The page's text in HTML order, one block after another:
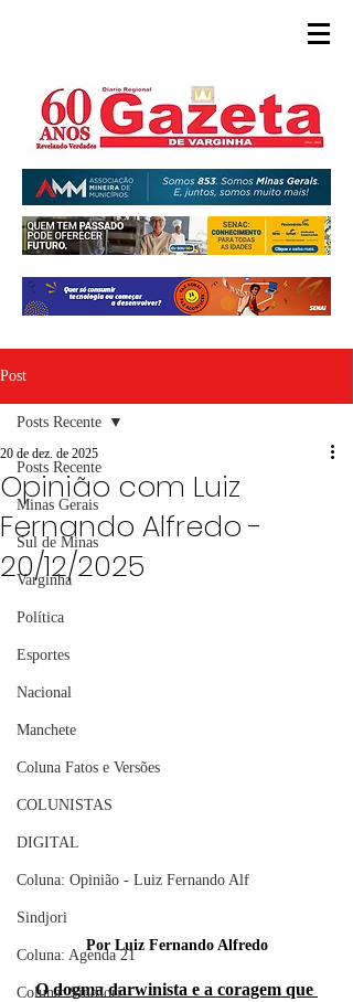
Post
Posts Recente
Minas Gerais
Sul de Minas
Varginha
Política
Esportes
Nacional
Manchete
Coluna Fatos e Versões
COLUNISTAS
DIGITAL
Coluna: Opinião - Luiz Fernando Alf
Sindjori
Coluna: Agenda 21
Coluna: SindJori
Posts Recente
Opinião com Luiz
Fernando Alfredo -
20/12/2025
20 de dez. de 2025
Por Luiz Fernando Alfredo
O dogma darwinista e a coragem que